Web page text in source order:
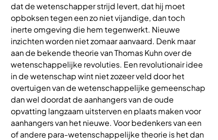
dat de wetenschapper strijd levert, dat hij moet
opboksen tegen een zo niet vijandige, dan toch
inerte omgeving die hem tegenwerkt. Nieuwe
inzichten worden niet zomaar aanvaard. Denk maar
aan de bekende theorie van Thomas Kuhn over de
wetenschappelijke revoluties. Een revolutionair idee
in de wetenschap wint niet zozeer veld door het
overtuigen van de wetenschappelijke gemeenschap
dan wel doordat de aanhangers van de oude
opvatting langzaam uitsterven en plaats maken voor
aanhangers van het nieuwe. Voor bedenkers van een
of andere para-wetenschappelijke theorie is het dan